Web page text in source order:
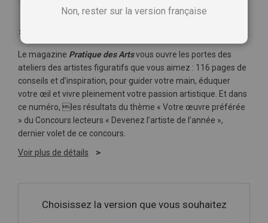
Soyez le premier à commenter ce produit
Le magazine Pratique des Artsvous ouvre les portes des
ateliers des artistes figuratifs que vous aimez : 116 pages de
conseils et d’inspiration, pour guider votre main, éduquer
votre œil et vivre pleinement votre passion artistique. Et dans
ce numéro, les résultats du thème « Votre œuvre préférée
» du Concours lecteurs « Devenez l’artiste de l’année »,
dernier volet de ce concours.
Voir plus de détails
Choisissez la version que vous souhaitez
Non, rester sur la version française